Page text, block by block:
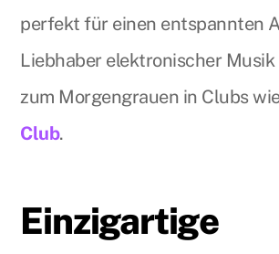
perfekt für einen entspannten
Liebhaber elektronischer
zum Morgengrauen in Clubs
Club.
Einzigartige